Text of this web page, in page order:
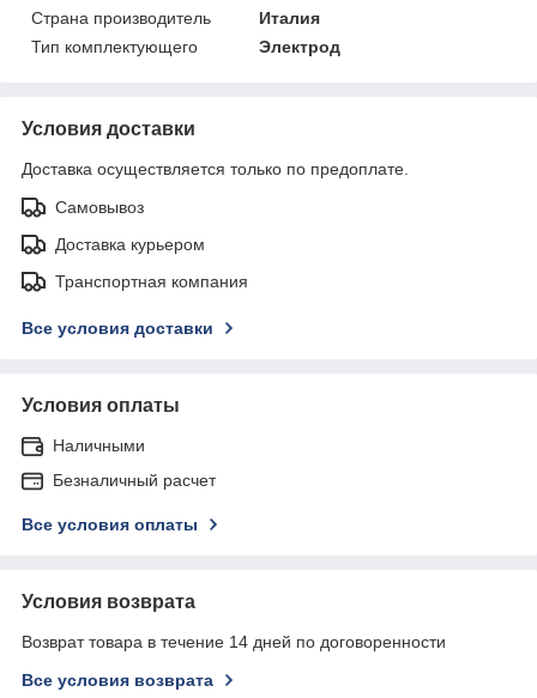
Страна производитель
Италия
Тип комплектующего
Электрод
Условия доставки
Доставка осуществляется только по предоплате.
Самовывоз
Доставка курьером
Транспортная компания
Все условия доставки
Условия оплаты
Наличными
Безналичный расчет
Все условия оплаты
Условия возврата
Возврат товара в течение 14 дней по договоренности
Все условия возврата